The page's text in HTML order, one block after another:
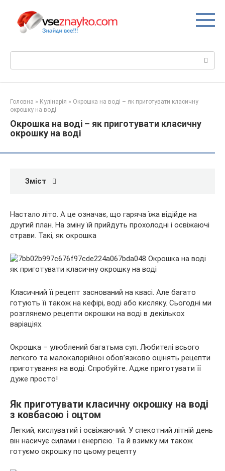
вмісту
Головна » Кулінарія » Окрошка на воді – як приготувати класичну
окрошку на воді
Окрошка на воді – як приготувати класичну
окрошку на воді
Зміст
Настало літо. А це означає, що гаряча їжа відійде на
другий план. На зміну їй прийдуть прохолодні і освіжаючі
страви. Такі, як окрошка
Класичний її рецепт заснований на квасі. Але багато
готують її також на кефірі, воді або кисляку. Сьогодні ми
розглянемо рецепти окрошки на воді в декількох
варіаціях.
Окрошка – улюблений багатьма суп. Любителі всього
легкого та малокалорійної обов’язково оцінять рецепти
приготування на воді. Спробуйте. Адже приготувати її
дуже просто!
Як приготувати класичну окрошку на воді
з ковбасою і оцтом
Легкий, кислуватий і освіжаючий. У спекотний літній день
він насичує силами і енергією. Та й взимку ми також
готуємо окрошку по цьому рецепту